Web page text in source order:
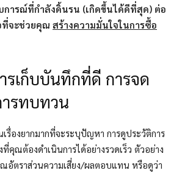
การณ์ที่กำลังดิ้นรน (เกิดขึ้นได้ดีที่สุด) ต่อ
จะช่วยคุณ สร้างความมั่นใจในการซื้อ
รเก็บบันทึกที่ดี การจด
รทบทวน
รื่องยากมากที่จะระบุปัญหา การดูประวัติการ
คุณต้องดำเนินการได้อย่างรวดเร็ว ตัวอย่าง
อัตราส่วนความเสี่ยง/ผลตอบแทน หรือดูว่า